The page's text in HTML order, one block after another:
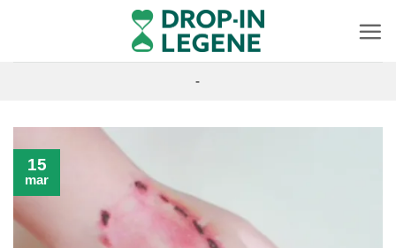
content
-
15
mar